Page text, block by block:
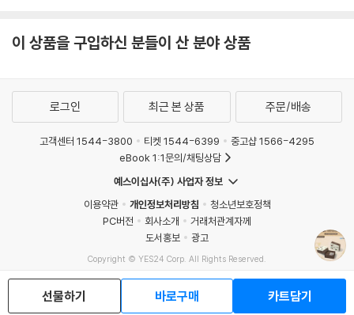
이 상품을 구입하신 분들이 산 분야 상품
선물하기 바로구매 카트담기
로그인 최근 본 상품 주문/배송
고객센터 1544-3800 티켓 1544-6399
중고샵 1566-4295
eBook 1:1문의/채팅상담
예스이십사(주) 사업자 정보
이용약관
개인정보처리방침
청소년보호정책
PC버전
회사소개
거래처관계자께
도서홍보
광고
Copyright © YES24 Corp. All Rights Reserved.